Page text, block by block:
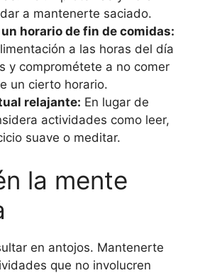
a mantenerte saciado.
horario de fin de comidas:
a las horas del día
y comprométete a no comer
un cierto horario.
relajante: En lugar de
actividades como leer,
suave o meditar.
la mente
en antojos. Mantenerte
que no involucren